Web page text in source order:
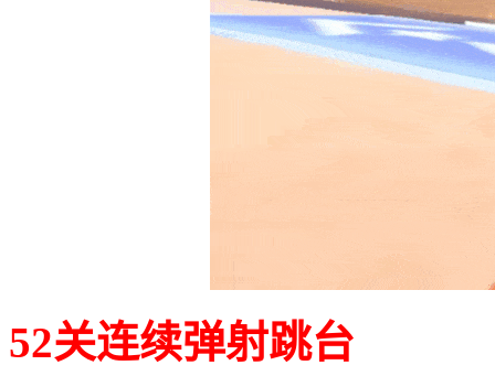
52关连续弹射跳台